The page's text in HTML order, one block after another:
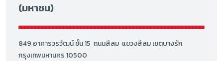
(มหาชน)
849 อาคารวรวัฒน์ ชั้น 15 ถนนสีลม แขวงสีลม เขตบางรัก
กรุงเทพมหานคร 10500